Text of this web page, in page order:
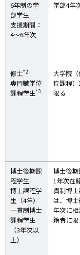
6年制の学
部学生
支援期間：
4～6年次
学部4年
修士*2
専門職学位
課程学生*3
大学院
位課程
限る
博士後期課
程学生
博士課程学
生（4年）
一貫制博士
課程学生
（3年次以
上）
博士後
1年次在
貫制博
は、博
年次に
籍者に限